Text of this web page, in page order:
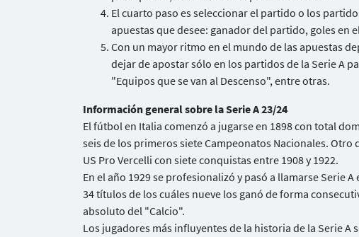
El cuarto paso es seleccionar el partido o los
apuestas que desee: ganador del partido, goles en
Con un mayor ritmo en el mundo de las apuestas
dejar de apostar sólo en los partidos de la Serie A
"Equipos que se van al Descenso", entre otras.
Información general sobre la Serie A 23/24
El fútbol en Italia comenzó a jugarse en 1898 con total
seis de los primeros siete Campeonatos Nacionales. Otro
US Pro Vercelli con siete conquistas entre 1908 y 1922.
En el año 1929 se profesionalizó y pasó a llamarse Serie
34 títulos de los cuáles nueve los ganó de forma
absoluto del "Calcio".
Los jugadores más influyentes de la historia de la Serie